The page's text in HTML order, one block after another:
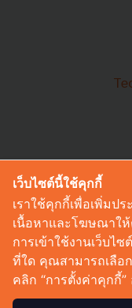
เว็บไซต์นี้ใช้คุกกี้
เราใช้คุกกี้เพื่อเพิ่มป
เนื้อหาและโฆษณาให้
การเข้าใช้งานเว็บไ
ที่ใด คุณสามารถเลือ
คลิก “การตั้งค่าคุกกี้”